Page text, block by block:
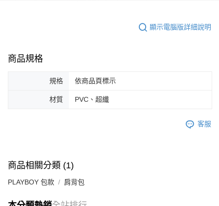
顯示電腦版詳細說明
商品規格
規格 依商品頁標示
材質 PVC、超纖
客服
商品相關分類 (1)
PLAYBOY 包款 肩背包